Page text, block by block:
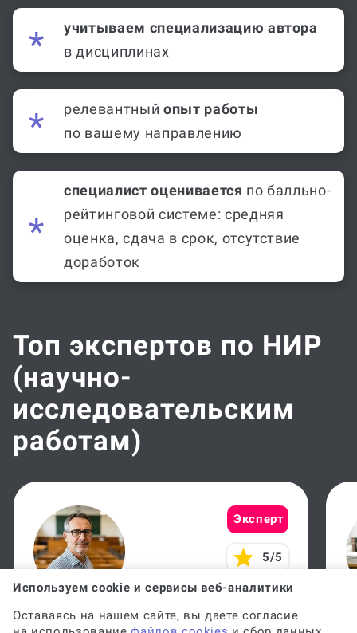
учитываем специализацию автора
в дисциплинах
релевантный опыт работы
по вашему направлению
специалист оценивается по балльно-
рейтинговой системе: средняя
оценка, сдача в срок, отсутствие
доработок
Топ экспертов по НИР
(научно-
исследовательским
работам)
Эксперт
5/5
Алексей Д.
Используем cookie и сервисы веб-аналитики
Оставаясь на нашем сайте, вы даете согласие